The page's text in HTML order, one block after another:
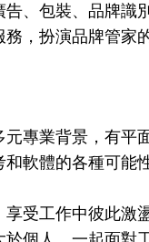
、包裝、品牌識
，扮演品牌管家
專業背景，有平
軟體的各種可能性
受工作中彼此激